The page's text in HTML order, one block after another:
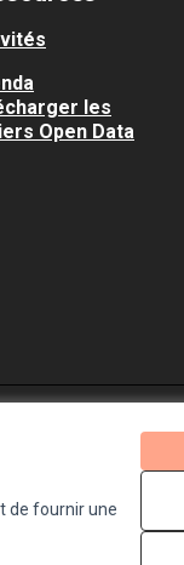
de fournir une
les
Open Data